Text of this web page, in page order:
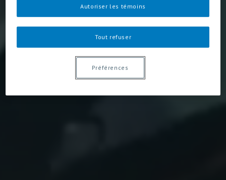
Tout refuser
Autoriser les témoins
Préférences